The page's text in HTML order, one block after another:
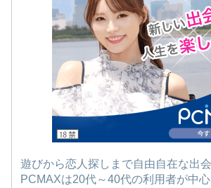
遊びから恋人探しまで自由自在な出
PCMAXは20代～40代の利用者が中